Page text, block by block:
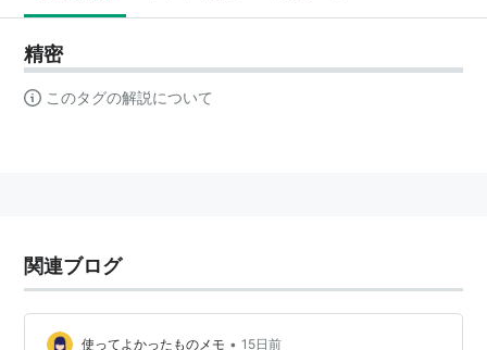
精密
このタグの解説について
関連ブログ
使ってよかったものメモ • 15日前